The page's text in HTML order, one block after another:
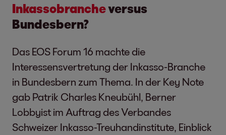
Inkassobrancheversus
Bundesbern?
Das EOS Forum 16 machte die
Interessensvertretung der Inkasso-Branche
in Bundesbern zum Thema. In der Key Note
gab Patrik Charles Kneubühl, Berner
Lobbyist im Auftrag des Verbandes
Schweizer Inkasso-Treuhandinstitute, Einblick